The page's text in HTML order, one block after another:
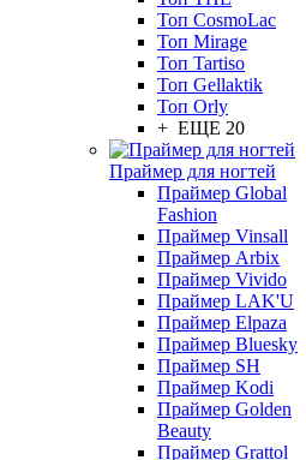
Топ CosmoLac
Топ Mirage
Топ Tartiso
Топ Gellaktik
Топ Orly
+ ЕЩЕ 20
Праймер для ногтей
Праймер Global
Fashion
Праймер Vinsall
Праймер Arbix
Праймер Vivido
Праймер LAK'U
Праймер Elpaza
Праймер Bluesky
Праймер SH
Праймер Kodi
Праймер Golden
Beauty
Праймер Grattol